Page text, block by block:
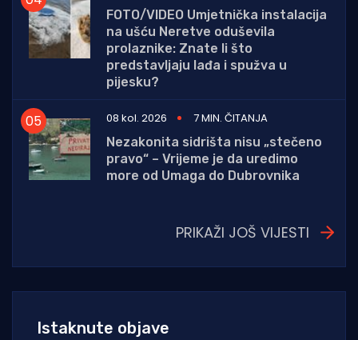
FOTO/VIDEO Umjetnička instalacija
na ušću Neretve oduševila
prolaznike: Znate li što
predstavljaju lađa i spužva u
pijesku?
08 kol. 2026
7 MIN. ČITANJA
Nezakonita sidrišta nisu „stečeno
pravo“ – Vrijeme je da uredimo
more od Umaga do Dubrovnika
PRIKAŽI JOŠ VIJESTI
Istaknute objave